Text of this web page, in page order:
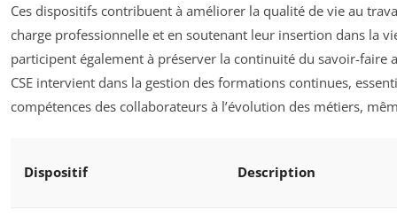
Ces dispositifs contribuent à améliorer la qualité de vie au
charge professionnelle et en soutenant leur insertion dans la
participent également à préserver la continuité du savoir-faire
CSE intervient dans la gestion des formations continues,
compétences des collaborateurs à l’évolution des métiers,
Dispositif Description